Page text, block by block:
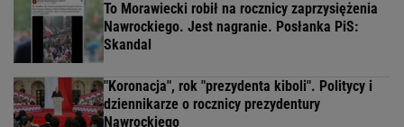
To Morawiecki robił na rocznicy zaprzysiężenia
Nawrockiego. Jest nagranie. Posłanka PiS:
Skandal
"Koronacja", rok "prezydenta kiboli". Politycy i
dziennikarze o rocznicy prezydentury
Nawrockiego